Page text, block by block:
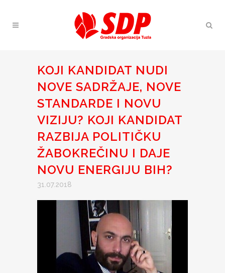
KOJI KANDIDAT NUDI
NOVE SADRŽAJE, NOVE
STANDARDE I NOVU
VIZIJU? KOJI KANDIDAT
RAZBIJA POLITIČKU
ŽABOKREČINU I DAJE
NOVU ENERGIJU BIH?
31.07.2018